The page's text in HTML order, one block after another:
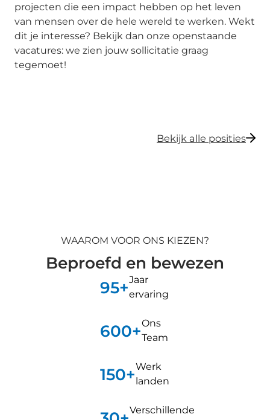
projecten die een impact hebben op het leven
van mensen over de hele wereld te werken. Wekt
dit je interesse? Bekijk dan onze openstaande
vacatures: we zien jouw sollicitatie graag
tegemoet!
Bekijk alle posities
WAAROM VOOR ONS KIEZEN?
Beproefd en bewezen
95+Jaar
ervaring
600+Ons
Team
150+Werk
landen
Verschillende